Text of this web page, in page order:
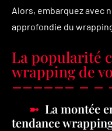
Alors, embarquez avec
approfondie du
La popularité
wrapping de
La montée
tendance